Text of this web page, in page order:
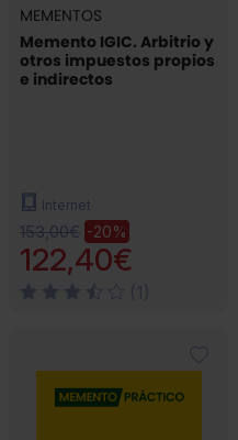
MEMENTOS
Memento IGIC. Arbitrio y
otros impuestos propios
e indirectos
Internet
153,00€ -20%
122,40€